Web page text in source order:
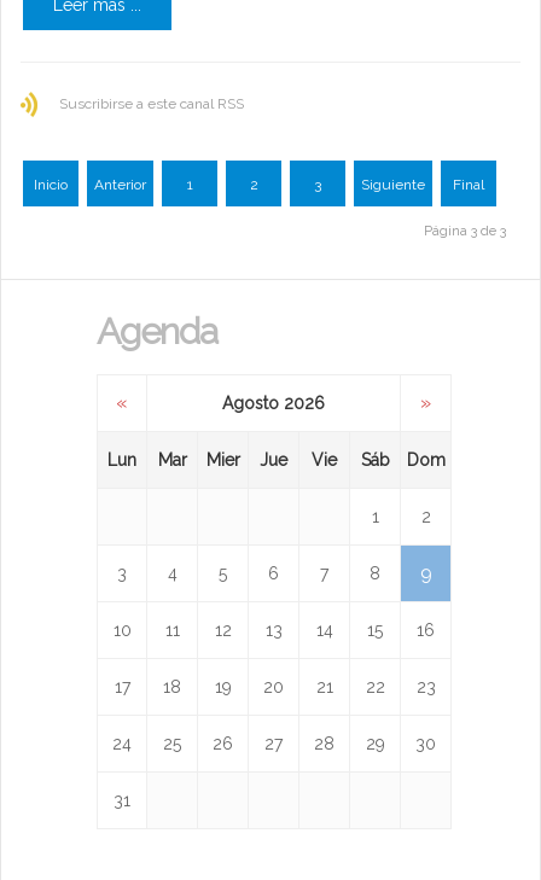
Leer más ...
Suscribirse a este canal RSS
Inicio Anterior 1 2 3 Siguiente Final
Página 3 de 3
Agenda
« Agosto 2026 »
Lun Mar Mier Jue Vie Sáb Dom
1 2
3 4 5 6 7 8 9
10 11 12 13 14 15 16
17 18 19 20 21 22 23
24 25 26 27 28 29 30
31